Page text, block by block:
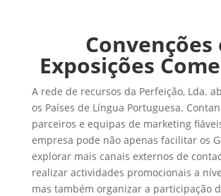
Convenções
Exposições
A rede de recursos da Perfeição, Lda.
os Países de Língua Portuguesa.
parceiros e equipas de marketing
empresa pode não apenas facilitar os
explorar mais canais externos de
realizar actividades promocionais a
mas também organizar a participação